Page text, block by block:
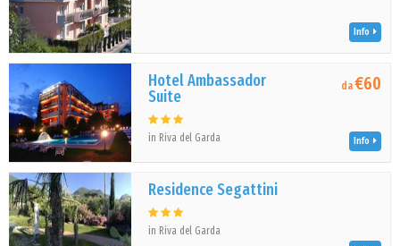
Info
Hotel Ambassador
Suite
in Riva del Garda
da€60
Info
Residence Segattini
in Riva del Garda